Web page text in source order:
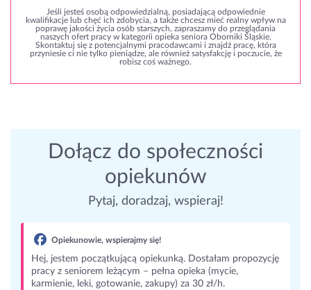
Jeśli jesteś osobą odpowiedzialną, posiadającą odpowiednie
kwalifikacje lub chęć ich zdobycia, a także chcesz mieć realny wpływ na
poprawę jakości życia osób starszych, zapraszamy do przeglądania
naszych ofert pracy w kategorii opieka seniora Oborniki Śląskie.
Skontaktuj się z potencjalnymi pracodawcami i znajdź pracę, która
przyniesie ci nie tylko pieniądze, ale również satysfakcję i poczucie, że
robisz coś ważnego.
Dołącz do społeczności
opiekunów
Pytaj, doradzaj, wspieraj!
Dostałam propozycję
opieka (mycie,
za 30 zł/h.